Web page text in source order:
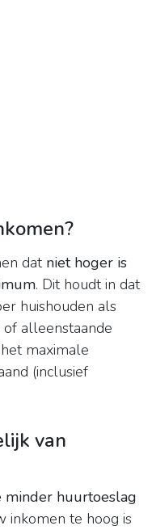
dat niet hoger is
. Dit houdt in dat
huishouden als
alleenstaande
maximale
(inclusief
van
minder huurtoeslag
inkomen te hoog is